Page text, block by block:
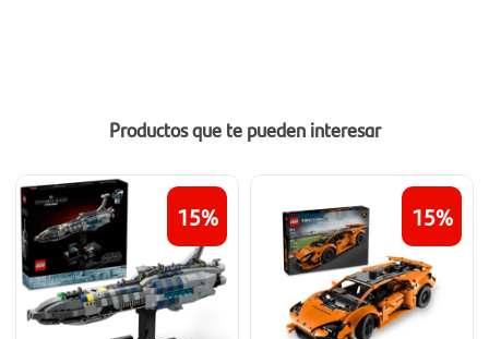
Productos que te pueden interesar
15 15